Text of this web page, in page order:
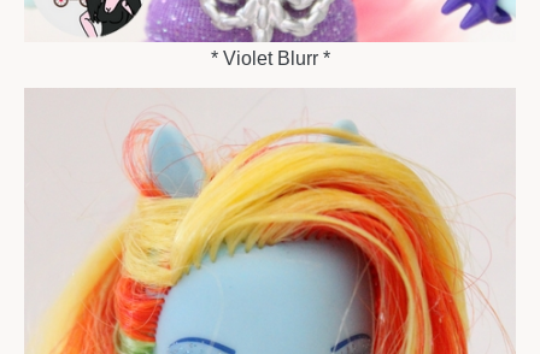
* Violet Blurr *